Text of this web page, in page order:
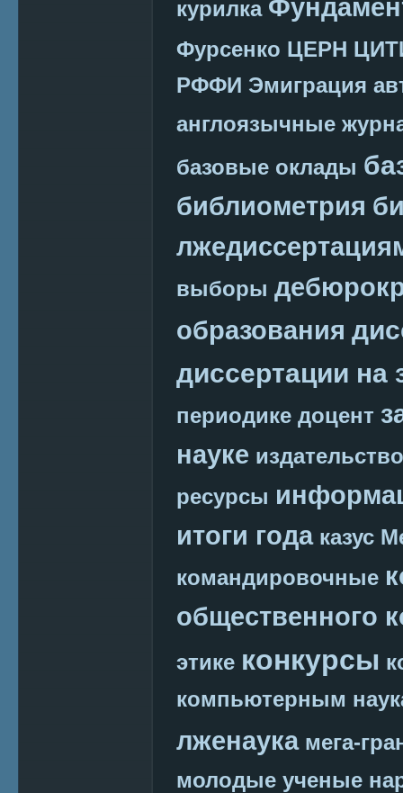
курилка
Фурсенко ЦЕРН
РФФИ Эмиграция
англоязычные
базовые оклады
библиометрия
выборы
образования
диссертации на
периодике доцент
науке издательство
ресурсы
итоги года казус
командировочные
общественного
этике конкурсы
компьютерным
лженаука мега-
молодые ученые